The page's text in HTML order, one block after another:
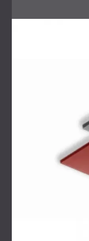
акустическую
Процесс
к минимуму
Результат
Улучшение
устранено, и